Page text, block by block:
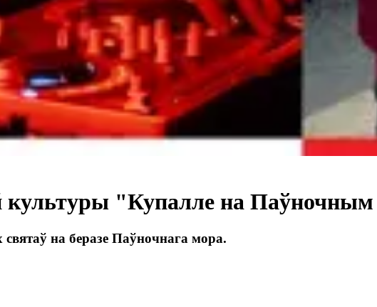
культуры "Купалле на
на беразе Паўночнага мора.